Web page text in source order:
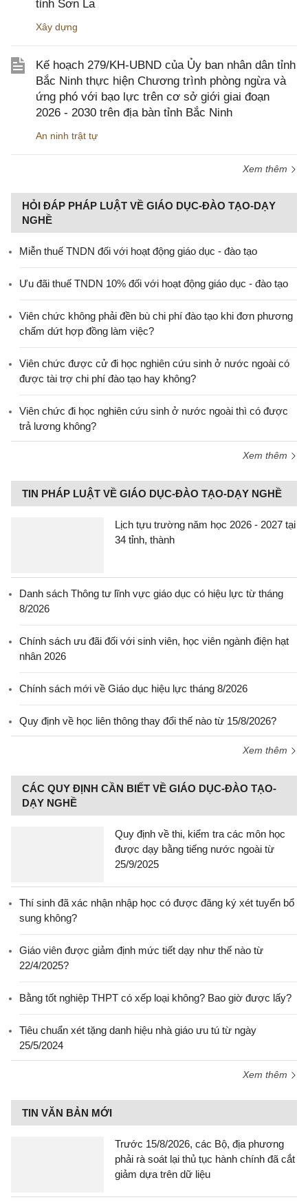
tỉnh Sơn La
Xây dựng
Kế hoạch 279/KH-UBND của Ủy ban nhân dân tỉnh
Bắc Ninh thực hiện Chương trình phòng ngừa và
ứng phó với bạo lực trên cơ sở giới giai đoạn
2026 - 2030 trên địa bàn tỉnh Bắc Ninh
An ninh trật tự
Xem thêm
HỎI ĐÁP PHÁP LUẬT VỀ GIÁO DỤC-ĐÀO TẠO-DẠY
NGHỀ
Miễn thuế TNDN đối với hoạt động giáo dục - đào tạo
Ưu đãi thuế TNDN 10% đối với hoạt động giáo dục - đào tạo
Viên chức không phải đền bù chi phí đào tạo khi đơn phương
chấm dứt hợp đồng làm việc?
Viên chức được cử đi học nghiên cứu sinh ở nước ngoài có
được tài trợ chi phí đào tạo hay không?
Viên chức đi học nghiên cứu sinh ở nước ngoài thì có được
trả lương không?
Xem thêm
TIN PHÁP LUẬT VỀ GIÁO DỤC-ĐÀO TẠO-DẠY NGHỀ
Lịch tựu trường năm học 2026 - 2027 tại
34 tỉnh, thành
Danh sách Thông tư lĩnh vực giáo dục có hiệu lực từ tháng
8/2026
Chính sách ưu đãi đối với sinh viên, học viên ngành điện hạt
nhân 2026
Chính sách mới về Giáo dục hiệu lực tháng 8/2026
Quy định về học liên thông thay đổi thế nào từ 15/8/2026?
Xem thêm
CÁC QUY ĐỊNH CẦN BIẾT VỀ GIÁO DỤC-ĐÀO TẠO-
DẠY NGHỀ
Quy định về thi, kiểm tra các môn học
được dạy bằng tiếng nước ngoài từ
25/9/2025
Thí sinh đã xác nhận nhập học có được đăng ký xét tuyển bổ
sung không?
Giáo viên được giảm định mức tiết dạy như thế nào từ
22/4/2025?
Bằng tốt nghiệp THPT có xếp loại không? Bao giờ được lấy?
Tiêu chuẩn xét tặng danh hiệu nhà giáo ưu tú từ ngày
25/5/2024
Xem thêm
TIN VĂN BẢN MỚI
Trước 15/8/2026, các Bộ, địa phương
phải rà soát lại thủ tục hành chính đã cắt
giảm dựa trên dữ liệu